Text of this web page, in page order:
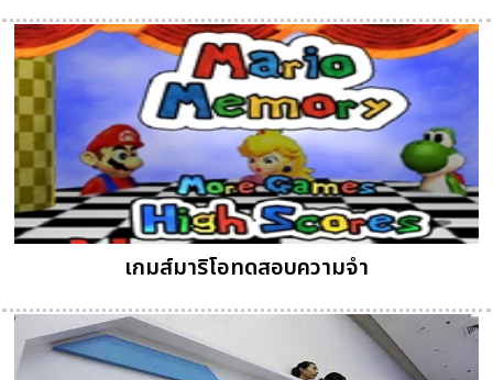
เกมส์มาริโอทดสอบความจำ